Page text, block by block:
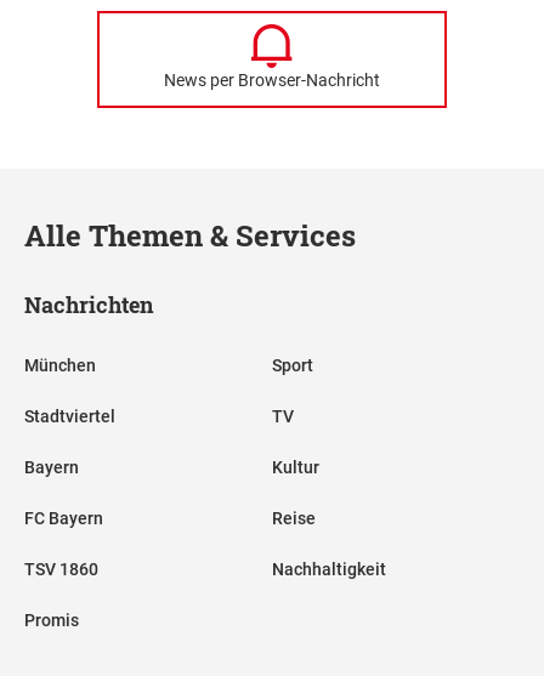
News per Browser-Nachricht
Alle Themen & Services
Nachrichten
München
Stadtviertel
Bayern
FC Bayern
TSV 1860
Promis
Sport
TV
Kultur
Reise
Nachhaltigkeit